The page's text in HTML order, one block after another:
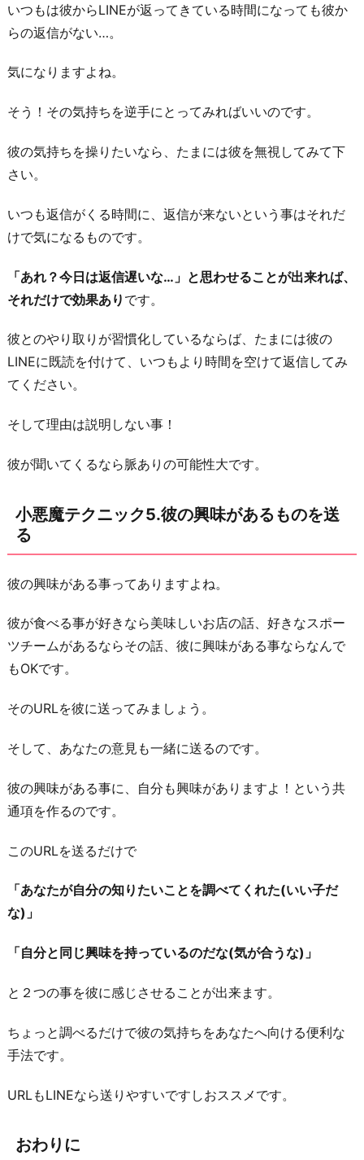
いつもは彼からLINEが返ってきている時間になっても彼か
らの返信がない…。
気になりますよね。
そう！その気持ちを逆手にとってみればいいのです。
彼の気持ちを操りたいなら、たまには彼を無視してみて下
さい。
いつも返信がくる時間に、返信が来ないという事はそれだ
けで気になるものです。
「あれ？今日は返信遅いな…」と思わせることが出来れば、
それだけで効果あり です。
彼とのやり取りが習慣化しているならば、たまには彼の
LINEに既読を付けて、いつもより時間を空けて返信してみ
てください。
そして理由は説明しない事！
彼が聞いてくるなら脈ありの可能性大です。
小悪魔テクニック5.彼の興味があるものを送
る
彼の興味がある事ってありますよね。
彼が食べる事が好きなら美味しいお店の話、好きなスポー
ツチームがあるならその話、彼に興味がある事ならなんで
もOKです。
そのURLを彼に送ってみましょう。
そして、あなたの意見も一緒に送るのです。
彼の興味がある事に、自分も興味がありますよ！という共
通項を作るのです。
このURLを送るだけで
「あなたが自分の知りたいことを調べてくれた(いい子だ
な)」
「自分と同じ興味を持っているのだな(気が合うな)」
と２つの事を彼に感じさせることが出来ます。
ちょっと調べるだけで彼の気持ちをあなたへ向ける便利な
手法です。
URLもLINEなら送りやすいですしおススメです。
おわりに